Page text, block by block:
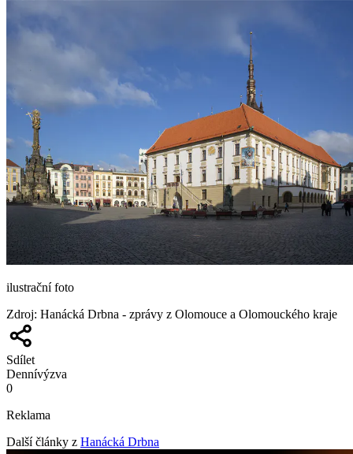
ilustrační foto
Zdroj: Hanácká Drbna - zprávy z Olomouce a Olomouckého kraje
Sdílet
Dennívýzva
0
Reklama
Další články z Hanácká Drbna